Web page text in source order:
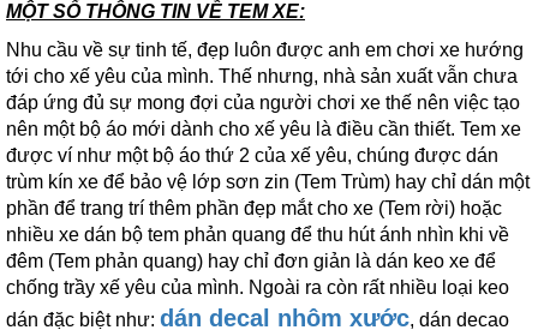
MỘT SỐ THÔNG TIN VỀ TEM XE:
Nhu cầu về sự tinh tế, đẹp luôn được anh em chơi xe hướng
tới cho xế yêu của mình. Thế nhưng, nhà sản xuất vẫn chưa
đáp ứng đủ sự mong đợi của người chơi xe thế nên việc tạo
nên một bộ áo mới dành cho xế yêu là điều cần thiết. Tem xe
được ví như một bộ áo thứ 2 của xế yêu, chúng được dán
trùm kín xe để bảo vệ lớp sơn zin (Tem Trùm) hay chỉ dán một
phần để trang trí thêm phần đẹp mắt cho xe (Tem rời) hoặc
nhiều xe dán bộ tem phản quang để thu hút ánh nhìn khi về
đêm (Tem phản quang) hay chỉ đơn giản là dán keo xe để
chống trầy xế yêu của mình. Ngoài ra còn rất nhiều loại keo
dán đặc biệt như: dán decal nhôm xước, dán decao